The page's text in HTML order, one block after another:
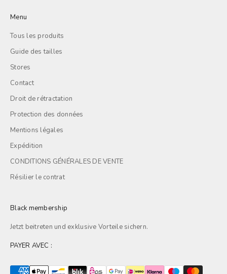
Menu
Tous les produits
Guide des tailles
Stores
Contact
Droit de rétractation
Protection des données
Mentions légales
Expédition
CONDITIONS GÉNÉRALES DE VENTE
Résilier le contrat
Black membership
Jetzt beitreten und exklusive Vorteilesichern.
PAYER AVEC :